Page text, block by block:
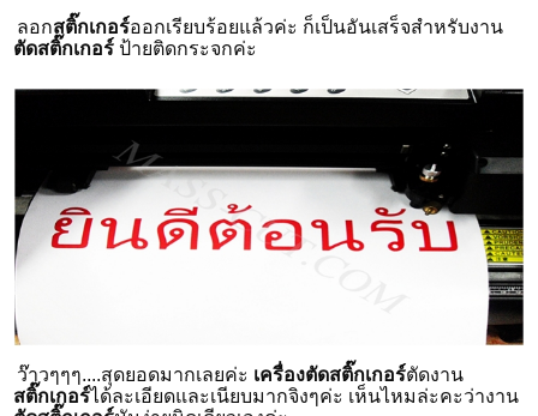
ลอกสติ๊กเกอร์ออกเรียบร้อยแล้วค่ะ ก็เป็นอันเสร็จสำหรับงาน
ตัดสติ๊กเกอร์ ป้ายติดกระจกค่ะ
ว๊าวๆๆๆ....สุดยอดมากเลยค่ะ เครื่องตัดสติ๊กเกอร์ตัดงาน
สติ๊กเกอร์ได้ละเอียดและเนียบมากจิงๆค่ะ เห็นไหมล่ะคะว่างาน